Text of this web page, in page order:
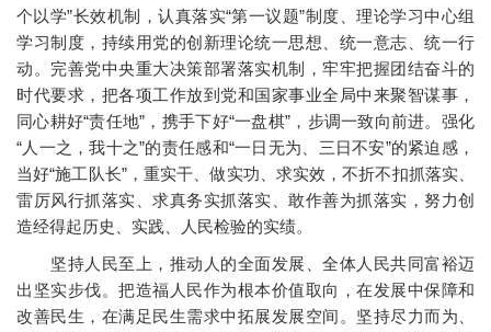
个以学”长效机制，认真落实“第一议题”制度、理论学习中心组
学习制度，持续用党的创新理论统一思想、统一意志、统一行
动。完善党中央重大决策部署落实机制，牢牢把握团结奋斗的
时代要求，把各项工作放到党和国家事业全局中来聚智谋事，
同心耕好“责任地”，携手下好“一盘棋”，步调一致向前进。强化
“人一之，我十之”的责任感和“一日无为、三日不安”的紧迫感，
当好“施工队长”，重实干、做实功、求实效，不折不扣抓落实、
雷厉风行抓落实、求真务实抓落实、敢作善为抓落实，努力创
造经得起历史、实践、人民检验的实绩。
坚持人民至上，推动人的全面发展、全体人民共同富裕迈
出坚实步伐。把造福人民作为根本价值取向，在发展中保障和
改善民生，在满足民生需求中拓展发展空间。坚持尽力而为、